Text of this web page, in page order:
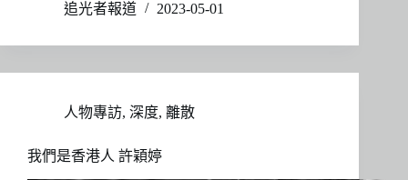
追光者報道
2023-05-01
人物專訪, 深度, 離散
我們是香港人 許穎婷